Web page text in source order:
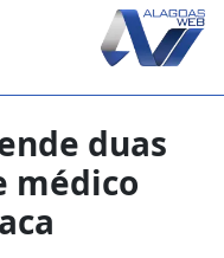
duas
médico